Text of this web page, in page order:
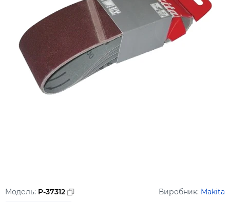
Модель: P-37312 Виробник: Makita